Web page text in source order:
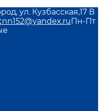
ул. Кузбасская,17 В
Пн-Пт